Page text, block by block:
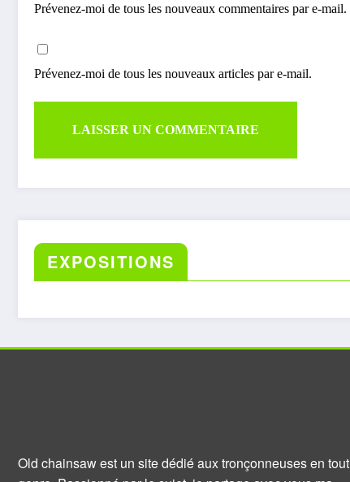
Prévenez-moi de tous les nouveaux commentaires par e-mail.
Prévenez-moi de tous les nouveaux articles par e-mail.
EXPOSITIONS
Old chainsaw est un site dédié aux tronçonneuses en tout